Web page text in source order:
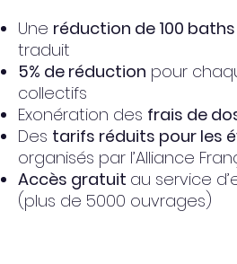
Une réduction de 100 baths
traduit
5% de réduction pour
collectifs
Exonération des frais de
Des tarifs réduits pour les
organisés par l’Alliance
Accès gratuit au service
(plus de 5000 ouvrages)